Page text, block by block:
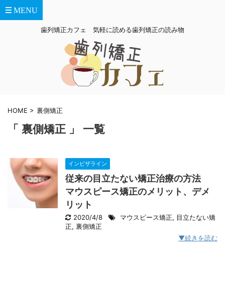
歯列矯正カフェ 気軽に読める歯列矯正の読み物
HOME > 裏側矯正
「 裏側矯正 」 一覧
インビザライン
従来の目立たない矯正治療の方法
マウスピース矯正のメリット、デメ
リット
2020/4/8 マウスピース矯正, 目立たない矯
正, 裏側矯正
▼続きを読む